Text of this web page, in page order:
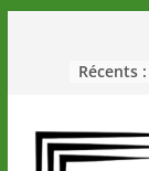
Récents :